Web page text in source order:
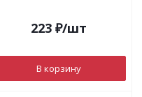
223 ₽/шт
В корзину